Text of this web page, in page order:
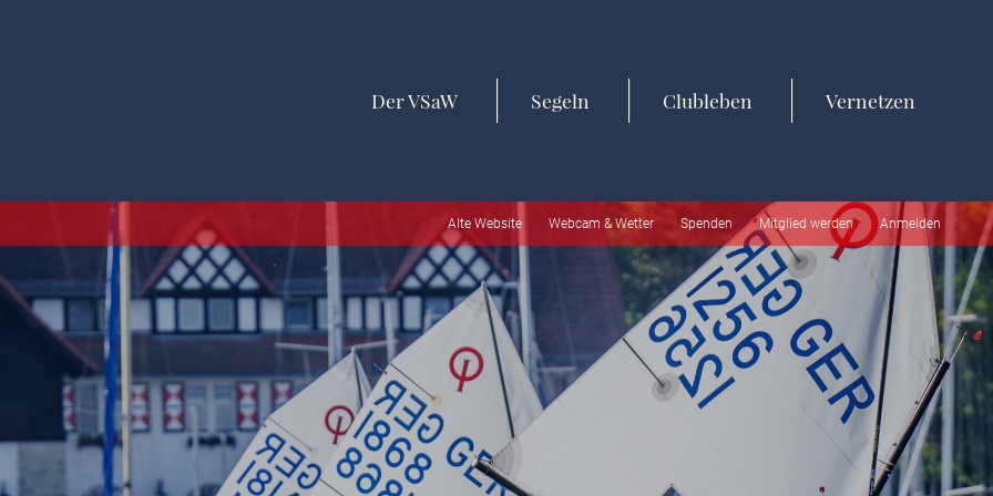
Der VSaW Segeln Clubleben Vernetzen
Alte Website Webcam & Wetter Spenden Mitglied werden Anmelden